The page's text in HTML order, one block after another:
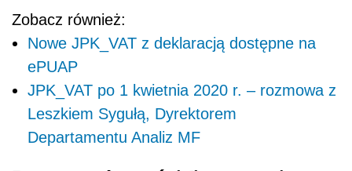
Zobacz również:
Nowe JPK_VAT z deklaracją dostępne na
ePUAP
JPK_VAT po 1 kwietnia 2020 r. – rozmowa z
Leszkiem Sygułą, Dyrektorem
Departamentu Analiz MF